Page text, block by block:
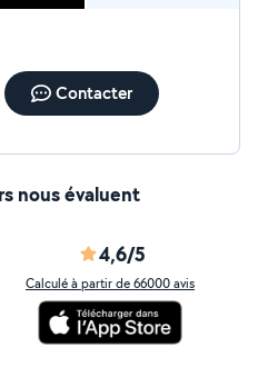
Contacter
nous évaluent
4,6/5
Calculé à partir de 66000 avis